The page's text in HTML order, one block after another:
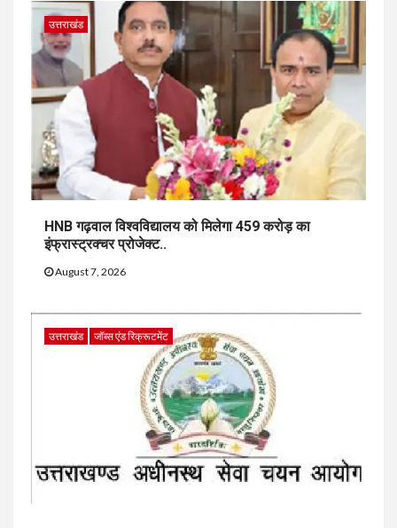
उत्तराखंड
HNB गढ़वाल विश्वविद्यालय को मिलेगा 459 करोड़ का
इंफ्रास्ट्रक्चर प्रोजेक्ट..
August 7, 2026
उत्तराखंड जॉब्स एंड रिक्रूटमेंट